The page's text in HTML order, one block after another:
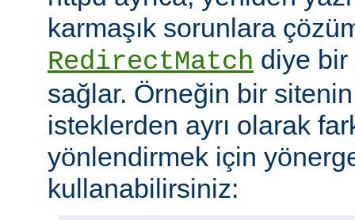
karmaşık sorunlara
RedirectMatch diye
sağlar. Örneğin bir
isteklerden ayrı olarak
yönlendirmek için
kullanabilirsiniz: